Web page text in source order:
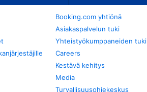
Booking.com yhtiönä
Asiakaspalvelun tuki
Yhteistyökumppaneiden tuki
Careers
Kestävä kehitys
Media
Turvallisuusohjekeskus